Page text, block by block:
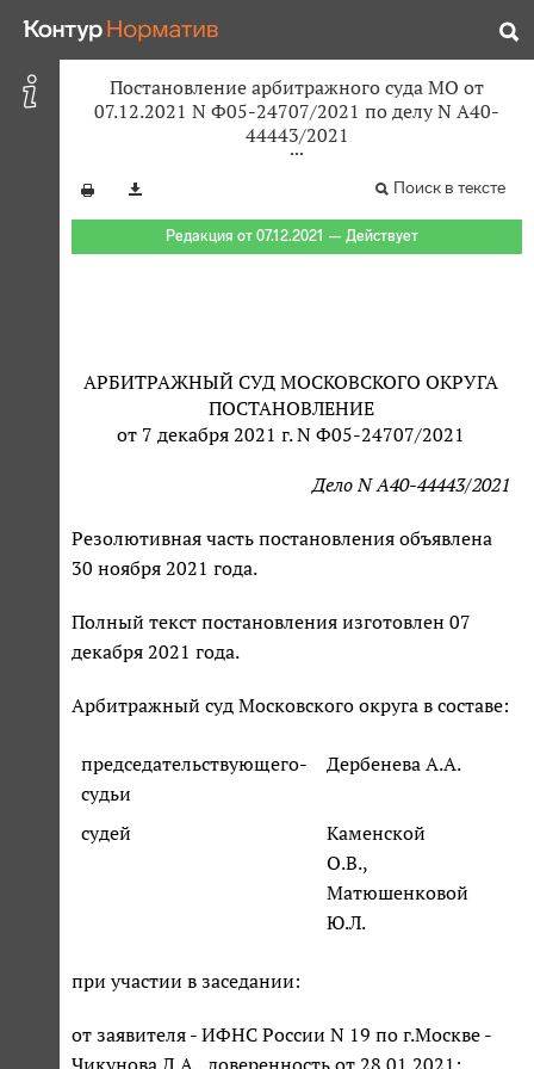
Постановление арбитражного суда МО от
07.12.2021 N Ф05-24707/2021 по делу N А40-
44443/2021
Поиск в тексте
Редакция от 07.12.2021 — Действует
АРБИТРАЖНЫЙ СУД МОСКОВСКОГО ОКРУГА
ПОСТАНОВЛЕНИЕ
от 7 декабря 2021 г. N Ф05-24707/2021
Дело N А40-44443/2021
Резолютивная часть постановления объявлена
30 ноября 2021 года.
Полный текст постановления изготовлен 07
декабря 2021 года.
Арбитражный суд Московского округа в составе:
председательствующего-
судьи
Дербенева А.А.
судей
Каменской
О.В.,
Матюшенковой
Ю.Л.
при участии в заседании:
от заявителя - ИФНС России N 19 по г.Москве -
Чикунова Д.А., доверенность от 28.01.2021;